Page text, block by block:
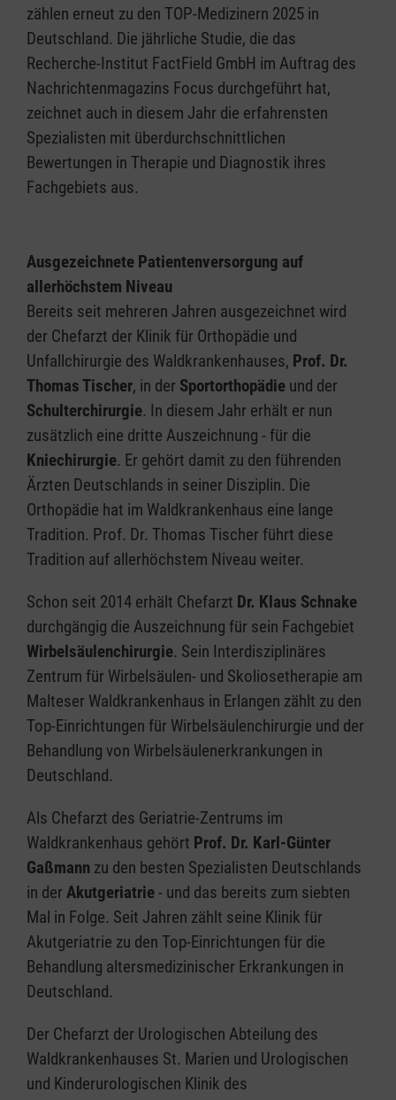
zählen erneut zu den TOP-Medizinern 2025 in
Deutschland. Die jährliche Studie, die das
Recherche-Institut FactField GmbH im Auftrag des
Nachrichtenmagazins Focus durchgeführt hat,
zeichnet auch in diesem Jahr die erfahrensten
Spezialisten mit überdurchschnittlichen
Bewertungen in Therapie und Diagnostik ihres
Fachgebiets aus.
Ausgezeichnete Patientenversorgung auf
allerhöchstem Niveau
Bereits seit mehreren Jahren ausgezeichnet wird
der Chefarzt der Klinik für Orthopädie und
Unfallchirurgie des Waldkrankenhauses, Prof. Dr.
Thomas Tischer, in der Sportorthopädie und der
Schulterchirurgie. In diesem Jahr erhält er nun
zusätzlich eine dritte Auszeichnung - für die
Kniechirurgie. Er gehört damit zu den führenden
Ärzten Deutschlands in seiner Disziplin. Die
Orthopädie hat im Waldkrankenhaus eine lange
Tradition. Prof. Dr. Thomas Tischer führt diese
Tradition auf allerhöchstem Niveau weiter.
Schon seit 2014 erhält Chefarzt Dr. Klaus Schnake
durchgängig die Auszeichnung für sein Fachgebiet
Wirbelsäulenchirurgie. Sein Interdisziplinäres
Zentrum für Wirbelsäulen- und Skoliosetherapie am
Malteser Waldkrankenhaus in Erlangen zählt zu den
Top-Einrichtungen für Wirbelsäulenchirurgie und der
Behandlung von Wirbelsäulenerkrankungen in
Deutschland.
Als Chefarzt des Geriatrie-Zentrums im
Waldkrankenhaus gehört Prof. Dr. Karl-Günter
Gaßmann zu den besten Spezialisten Deutschlands
in der Akutgeriatrie- und das bereits zum siebten
Mal in Folge. Seit Jahren zählt seine Klinik für
Akutgeriatrie zu den Top-Einrichtungen für die
Behandlung altersmedizinischer Erkrankungen in
Deutschland.
Der Chefarzt der Urologischen Abteilung des
Waldkrankenhauses St. Marien und Urologischen
und Kinderurologischen Klinik des